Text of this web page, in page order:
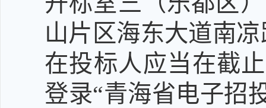
山片区海东大道南
在投标人应当在截
登录“青海省电子招